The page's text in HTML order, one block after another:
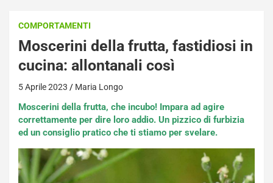
COMPORTAMENTI
Moscerini della frutta, fastidiosi in
cucina: allontanali così
5 Aprile 2023 Maria Longo
Moscerini della frutta, che incubo! Impara ad agire
correttamente per dire loro addio. Un pizzico di furbizia
ed un consiglio pratico che ti stiamo per svelare.